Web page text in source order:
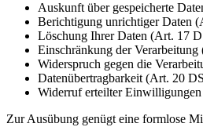
Auskunft über gespeicherte
Berichtigung unrichtiger Daten
Löschung Ihrer Daten (Art. 17
Einschränkung der
Widerspruch gegen die
Datenübertragbarkeit (Art. 20
Widerruf erteilter
Zur Ausübung genügt eine formlose